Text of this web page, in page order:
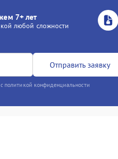
7+ лет
любой сложности
Отправить заявку
политикой конфиденциальности